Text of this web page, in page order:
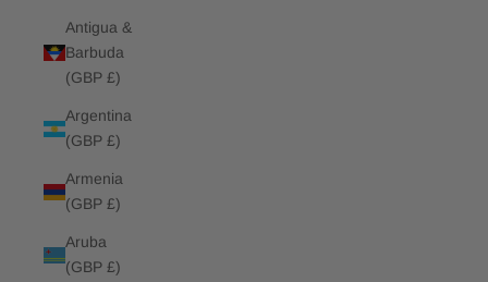
Antigua &
Barbuda
(GBP £)
Argentina
(GBP £)
Armenia
(GBP £)
Aruba
(GBP £)